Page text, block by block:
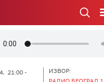
21:00 -
ИЗВОР: